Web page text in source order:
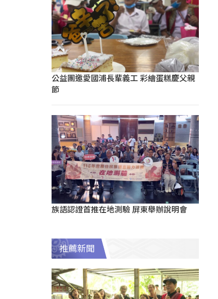
公益團邀愛國浦長輩義工 彩繪蛋糕慶父親
節
族語認證首推在地測驗 屏東舉辦說明會
推薦新聞